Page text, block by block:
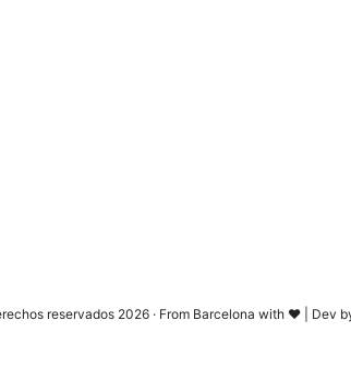
reservados 2026 · From Barcelona with ♥ | Dev